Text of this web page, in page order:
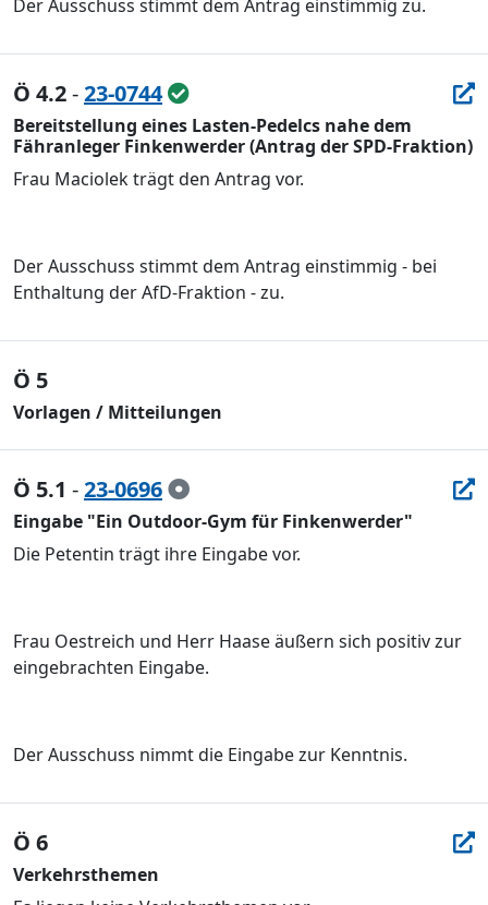
Der Ausschuss stimmt dem Antrag einstimmig zu.
Ö 4.2-23-0744
Bereitstellung eines Lasten-Pedelcs nahe dem
Fähranleger Finkenwerder (Antrag der SPD-Fraktion)
Frau Maciolek trägt den Antrag vor.
Der Ausschuss stimmt dem Antrag einstimmig - bei
Enthaltung der AfD-Fraktion - zu.
Ö 5
Vorlagen / Mitteilungen
Ö 5.1 -23-0696
Eingabe "Ein Outdoor-Gym für Finkenwerder"
Die Petentin trägt ihre Eingabe vor.
Frau Oestreich und Herr Haase äußern sich positiv zur
eingebrachten Eingabe.
Der Ausschuss nimmt die Eingabe zur Kenntnis.
Ö 6
Verkehrsthemen